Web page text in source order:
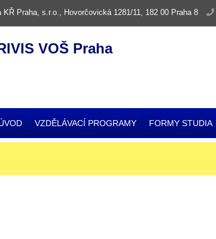
Praha, s.r.o., Hovorčovická 1281/11, 182 00 Praha 8
VOŠ Praha
VZDĚLÁVACÍ PROGRAMY FORMY STUDIA